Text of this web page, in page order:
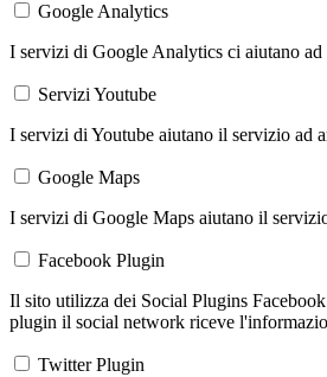
Google Analytics
I servizi di Google Analytics ci aiutano
Servizi Youtube
I servizi di Youtube aiutano il servizio ad
Google Maps
I servizi di Google Maps aiutano il
Facebook Plugin
Il sito utilizza dei Social Plugins
plugin il social network riceve
Twitter Plugin